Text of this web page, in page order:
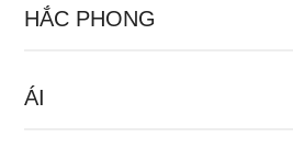
HẮC PHONG
ÁI